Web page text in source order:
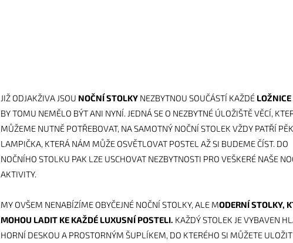
JIŽ ODJAKŽIVA JSOU NOČNÍ STOLKYNEZBYTNOU SOUČÁSTÍ KAŽDÉ LOŽNICE
BY TOMU NEMĚLO BÝT ANI NYNÍ. JEDNÁ SE O NEZBYTNÉ ÚLOŽIŠTĚ VĚCÍ,
MŮŽEME NUTNĚ POTŘEBOVAT, NA SAMOTNÝ NOČNÍ STOLEK VŽDY PATŘÍ
LAMPIČKA, KTERÁ NÁM MŮŽE OSVĚTLOVAT POSTEL AŽ SI BUDEME ČÍST. DO
NOČNÍHO STOLKU PAK LZE USCHOVAT NEZBYTNOSTI PRO VEŠKERÉ NAŠE
AKTIVITY.
MY OVŠEM NENABÍZÍME OBYČEJNÉ NOČNÍ STOLKY, ALE MODERNÍ STOLKY,
MOHOU LADIT KE KAŽDÉ LUXUSNÍ POSTELI. KAŽDÝ STOLEK JE VYBAVEN
HORNÍ DESKOU A PROSTORNÝM ŠUPLÍKEM, DO KTERÉHO SI MŮŽETE ULOŽIT